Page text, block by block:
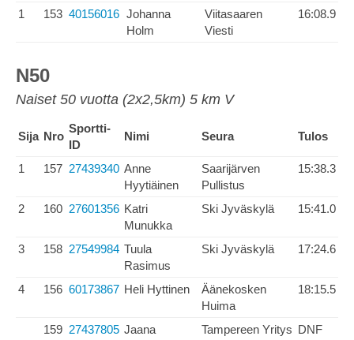
1 153 40156016 Johanna
Holm
Viitasaaren
Viesti
16:08.9
N50
Naiset 50 vuotta (2x2,5km) 5 km V
Sija Nro
Sportti-
ID
Nimi Seura Tulos
1 157 27439340 Anne
Hyytiäinen
Saarijärven
Pullistus
15:38.3
2 160 27601356 Katri
Munukka
Ski Jyväskylä 15:41.0
3 158 27549984 Tuula
Rasimus
Ski Jyväskylä 17:24.6
4 156 60173867 Heli Hyttinen
Äänekosken
Huima
18:15.5
159 27437805 Jaana
Tampereen Yritys DNF